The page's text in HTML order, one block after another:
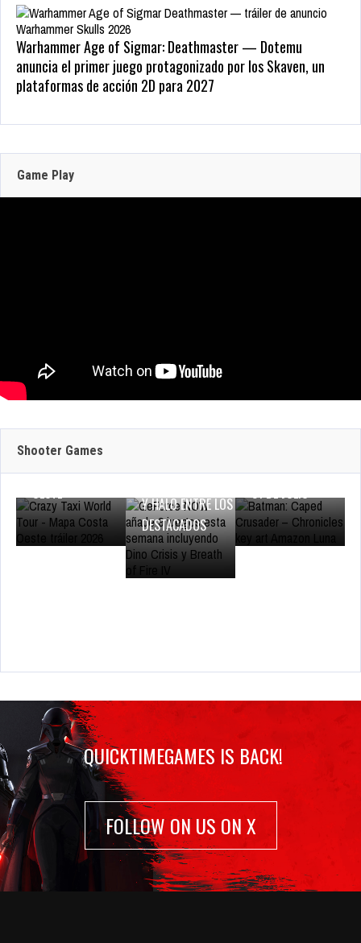
Warhammer Age of Sigmar: Deathmaster — Dotemu
anuncia el primer juego protagonizado por los Skaven, un
plataformas de acción 2D para 2027
206 Views Zenless Zone Zero 3.0 llega a Steam el 17 de
actualiza RTX Remix 1.5
302 Views
Game Play
Shooter Games
ANUNCIA SU
MULTIJUGADOR Y
MUESTRA EL MAPA
DE LA COSTA
OESTE
JULIO 29, 2026
GEFORCE NOW
Y HALO ENTRE LOS
DESTACADOS
CHRONICLES LLEGA
AMAZON LUNA EL
31 DE JULIO
QUICKTIMEGAMES IS BACK!
FOLLOW ON US ON X